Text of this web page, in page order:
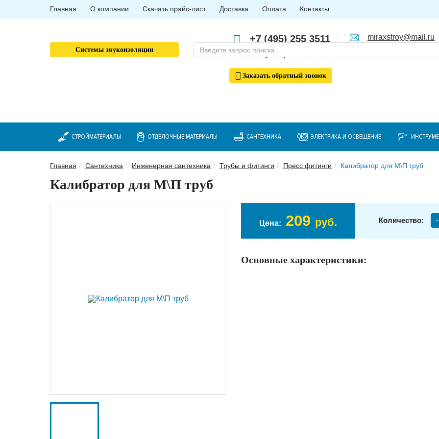
СТРОЙМАТЕРИАЛЫ ОТДЕЛОЧНЫЕ МАТЕРИАЛЫ САНТЕХНИКА ЭЛЕКТРИКА И ОСВЕЩЕНИЕ
Главная О компании Скачать прайс-лист Доставка Оплата Контакты
+7 (495) 255 3511
+7 (985) 762 4123
Заказать обратный звонок
miraxstroy@mail.ru
Системы звукоизоляции
Главная Сантехника Инженерная сантехника Трубы и фитинги Пресс фитинги Калибратор для М\П труб
Калибратор для М\П труб
Цена: 209 руб. Количество: -
Основные характеристики: